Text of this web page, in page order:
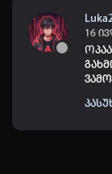
16